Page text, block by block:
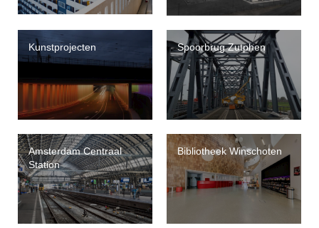
Kunstprojecten Spoorbrug Zutphen
Amsterdam Centraal
Station
Bibliotheek Winschoten